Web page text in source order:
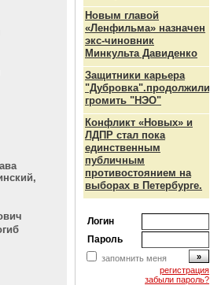
Новым главой
«Ленфильма» назначен
экс-чиновник
Минкульта Давиденко
Защитники карьера
"Дубровка".продолжили
громить "НЭО"
Конфликт «Новых» и
ЛДПР стал пока
единственным
публичным
противостоянием на
выборах в Петербурге.
Логин
Пароль
запомнить меня
регистрация
забыли пароль?